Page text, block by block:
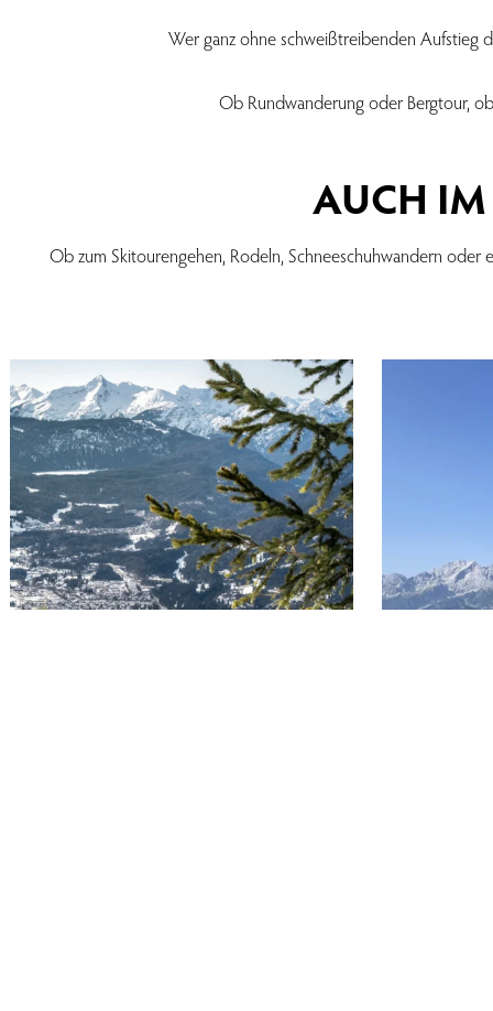
Wer ganz ohne schweißtreibenden Aufstieg
Ob Rundwanderung oder Bergtour,
AUCH IM
Ob zum Skitourengehen, Rodeln, Schneeschuhwandern oder